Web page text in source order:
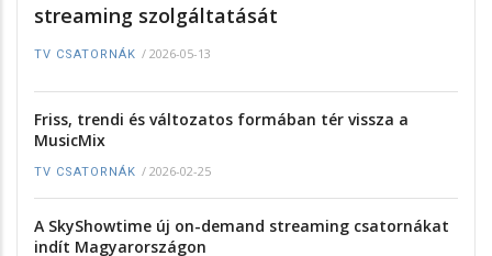
streaming szolgáltatását
TV CSATORNÁK / 2026-05-13
Friss, trendi és változatos formában tér vissza a
MusicMix
TV CSATORNÁK / 2026-02-25
A SkyShowtime új on-demand streaming csatornákat
indít Magyarországon